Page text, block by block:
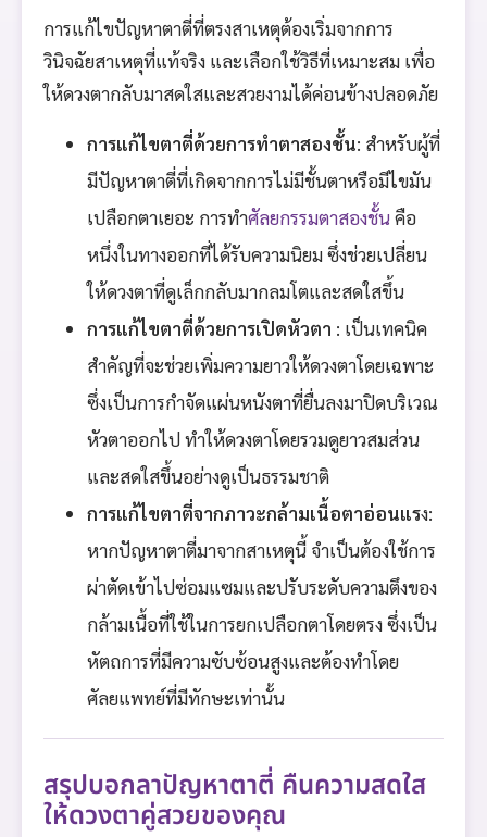
การแก้ไขปัญหาตาตี่ที่ตรงสาเหตุต้องเริ่มจากการ
วินิจฉัยสาเหตุที่แท้จริง และเลือกใช้วิธีที่เหมาะสม เพื่อ
ให้ดวงตากลับมาสดใสและสวยงามได้ค่อนข้างปลอดภัย
การแก้ไขตาตี่ด้วยการทำตาสองชั้น: สำหรับผู้ที่
มีปัญหาตาตี่ที่เกิดจากการไม่มีชั้นตาหรือมีไขมัน
เปลือกตาเยอะ การทำศัลยกรรมตาสองชั้น คือ
หนึ่งในทางออกที่ได้รับความนิยม ซึ่งช่วยเปลี่ยน
ให้ดวงตาที่ดูเล็กกลับมากลมโตและสดใสขึ้น
การแก้ไขตาตี่ด้วยการเปิดหัวตา : เป็นเทคนิค
สำคัญที่จะช่วยเพิ่มความยาวให้ดวงตาโดยเฉพาะ
ซึ่งเป็นการกำจัดแผ่นหนังตาที่ยื่นลงมาปิดบริเวณ
หัวตาออกไป ทำให้ดวงตาโดยรวมดูยาวสมส่วน
และสดใสขึ้นอย่างดูเป็นธรรมชาติ
การแก้ไขตาตี่จากภาวะกล้ามเนื้อตาอ่อนแรง:
หากปัญหาตาตี่มาจากสาเหตุนี้ จำเป็นต้องใช้การ
ผ่าตัดเข้าไปซ่อมแซมและปรับระดับความตึงของ
กล้ามเนื้อที่ใช้ในการยกเปลือกตาโดยตรง ซึ่งเป็น
หัตถการที่มีความซับซ้อนสูงและต้องทำโดย
ศัลยแพทย์ที่มีทักษะเท่านั้น
สรุปบอกลาปัญหาตาตี่ คืนความสดใส
ให้ดวงตาคู่สวยของคุณ